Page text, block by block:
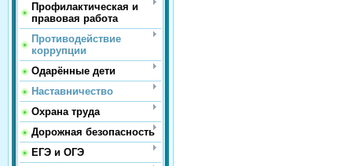
Профилактическая и
правовая работа
Противодействие
коррупции
Одарённые дети
Наставничество
Охрана труда
Дорожная безопасность
ЕГЭ и ОГЭ